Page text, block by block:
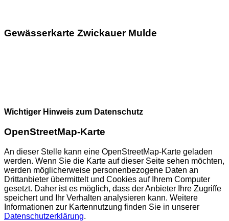
Gewässerkarte Zwickauer Mulde
Wichtiger Hinweis zum Datenschutz
OpenStreetMap-Karte
An dieser Stelle kann eine OpenStreetMap-Karte geladen
werden. Wenn Sie die Karte auf dieser Seite sehen möchten,
werden möglicherweise personenbezogene Daten an
Drittanbieter übermittelt und Cookies auf Ihrem Computer
gesetzt. Daher ist es möglich, dass der Anbieter Ihre Zugriffe
speichert und Ihr Verhalten analysieren kann. Weitere
Informationen zur Kartennutzung finden Sie in unserer
Datenschutzerklärung.